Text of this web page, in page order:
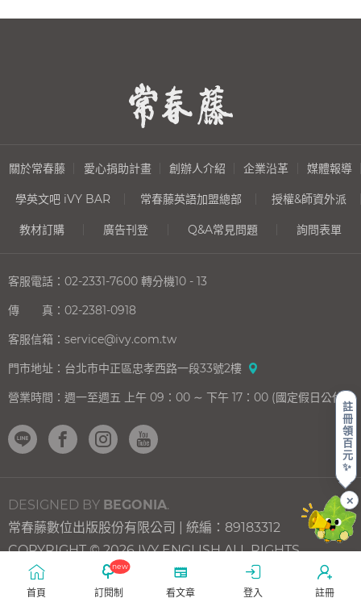
註
冊
領
百
元
✨
✕
首頁
new
訂閱制 看文章 登入 註冊
上一則
想
解
下一則
走
三
關於常春藤 愛心捐助計畫 創辦人介紹 企業沿革 媒體報導
學英文吧 iVY BAR 常春藤英語加盟總部 授權&師資外派
教材訂購 廣告刊登 Q&A常見問題 詢問表單
客服電話： 02-2331-7600 轉分機10 - 13
傳 真： 02-2381-0918
客服信箱： service@ivy.com.tw
門市地址： 台北市中正區忠孝西路一段33號2樓
營業時間： 週一至週五 上午 09：00 ∼ 下午 17：00 (國定假日公休)
DESIGNED BY BEGONIA.
常春藤數位出版股份有限公司 | 統編：89183312
COPYRIGHT © 2026 IVY ENGLISH ALL RIGHTS
RESERVED.